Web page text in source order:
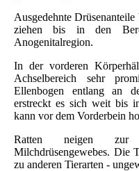
Ausgedehnte
ziehen bis in den
Anogenitalregion.
In der vorderen
Achselbereich sehr
Ellenbogen entlang an
erstreckt es sich weit bis
kann vor dem Vorderbein
Ratten neigen zur
Milchdrüsengewebes. Die
zu anderen Tierarten -